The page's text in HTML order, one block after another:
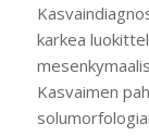
karkea
Kasvaimen